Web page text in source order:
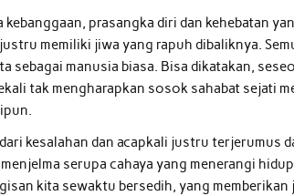
kebanggaan, prasangka diri dan kehebatan
memiliki jiwa yang rapuh dibaliknya.
sebagai manusia biasa. Bisa dikatakan,
tak mengharapkan sosok sahabat sejati
kesalahan dan acapkali justru terjerumus
serupa cahaya yang menerangi
kita sewaktu bersedih, yang